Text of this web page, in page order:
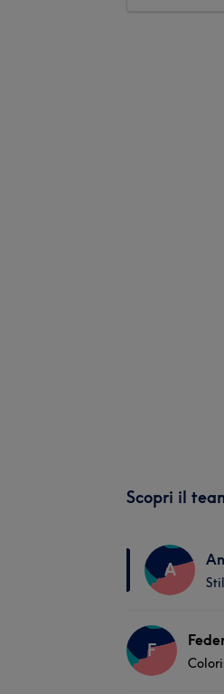
Scopri il
A
F